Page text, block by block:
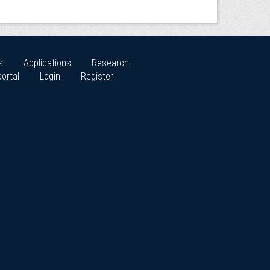
Applications
Research
Login Register